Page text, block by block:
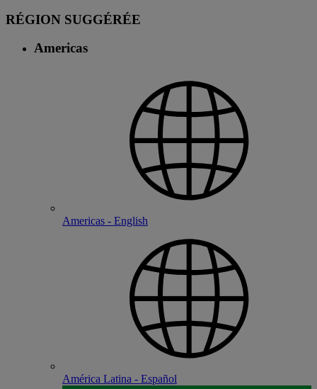
RÉGION SUGGÉRÉE
Americas
Americas - English
América Latina - Español